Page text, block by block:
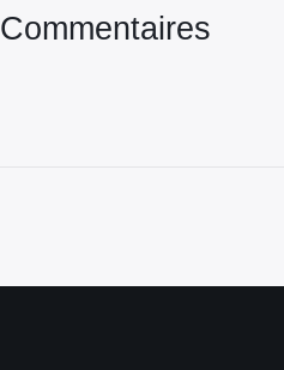
Commentaires